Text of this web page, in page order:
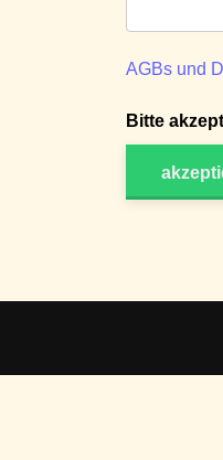
AGBs und
Bitte